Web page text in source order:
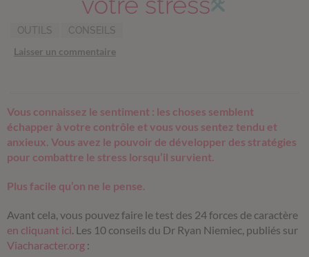
OUTILS CONSEILS
Laisser un commentaire
Vous connaissez le sentiment : les choses semblent
échapper à votre contrôle et vous vous sentez tendu et
anxieux. Vous avez le pouvoir de développer des stratégies
pour combattre le stress lorsqu’il survient.
Plus facile qu’on ne le pense.
Avant cela, vous pouvez faire le test des 24 forces de caractère
en cliquant ici. Les 10 conseils du Dr Ryan Niemiec, publiés sur
Viacharacter.org :